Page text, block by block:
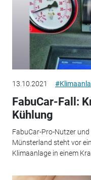
13.10.2021
FabuCar-Fall:
Kühlung
FabuCar-Pro-Nutzer
Münsterland steht vor
Klimaanlage in einem